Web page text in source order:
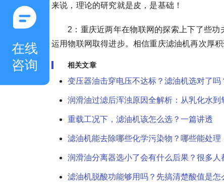
来说，理论的研究就是皮，是基础！
2：重庆近两年在物联网的探索上下了些
运用物联网取得进步。相信重庆滤油机再次厚
相关文章
变压器油击穿电压不达标？滤油机选对了吗
润滑油过滤后浑浊原因全解析：从乳化水到
重载工况下，滤油机该怎么选？一篇讲透
滤油机能去除哪些化学污染物？哪些能处理
润滑油分离器选小了会有什么后果？很多人
滤油机脱酸功能够用吗？先搞清楚酸值是怎
在线
咨询